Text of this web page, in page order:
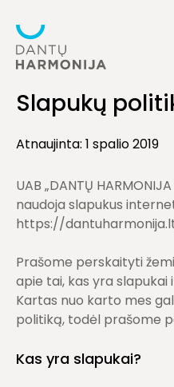
Slapukų
Atnaujinta: 1 spalio 2019
UAB „DANTŲ
naudoja slapukus
https://
Prašome perskaityti
apie tai, kas yra slapukai
Kartas nuo karto mes
politiką, todėl prašome
Kas yra slapukai?